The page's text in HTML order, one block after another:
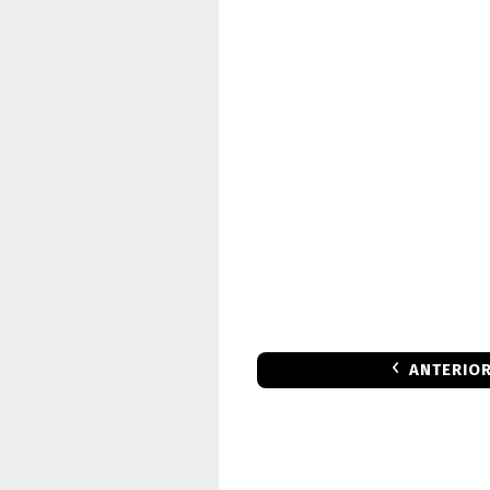
ANTERIOR